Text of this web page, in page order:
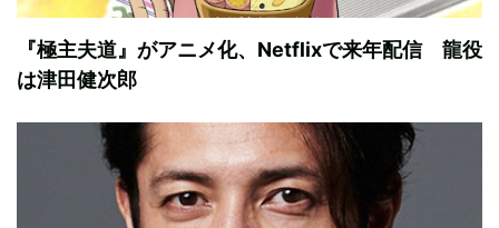
『極主夫道』がアニメ化、Netflixで来年配信 龍役
は津田健次郎